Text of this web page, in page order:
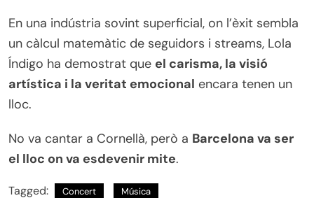
En una indústria sovint superficial, on l’èxit sembla
un càlcul matemàtic de seguidors i streams, Lola
Índigo ha demostrat que el carisma, la visió
artística i la veritat emocional encara tenen un
lloc.
No va cantar a Cornellà, però a Barcelona va ser
el lloc on va esdevenir mite.
Tagged: Concert Música